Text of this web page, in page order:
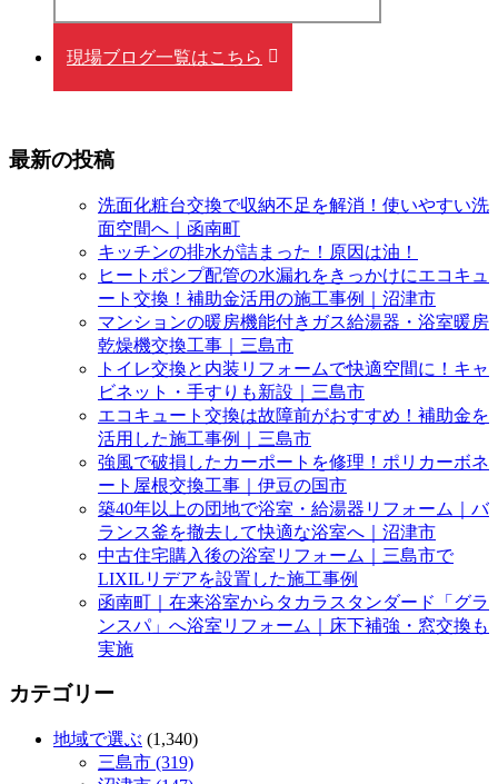
現場ブログ一覧はこちら
最新の投稿
洗面化粧台交換で収納不足を解消！使いやすい洗
面空間へ｜函南町
キッチンの排水が詰まった！原因は油！
ヒートポンプ配管の水漏れをきっかけにエコキュ
ート交換！補助金活用の施工事例｜沼津市
マンションの暖房機能付きガス給湯器・浴室暖房
乾燥機交換工事｜三島市
トイレ交換と内装リフォームで快適空間に！キャ
ビネット・手すりも新設｜三島市
エコキュート交換は故障前がおすすめ！補助金を
活用した施工事例｜三島市
強風で破損したカーポートを修理！ポリカーボネ
ート屋根交換工事｜伊豆の国市
築40年以上の団地で浴室・給湯器リフォーム｜バ
ランス釜を撤去して快適な浴室へ｜沼津市
中古住宅購入後の浴室リフォーム｜三島市で
LIXILリデアを設置した施工事例
函南町｜在来浴室からタカラスタンダード「グラ
ンスパ」へ浴室リフォーム｜床下補強・窓交換も
実施
カテゴリー
地域で選ぶ (1,340)
三島市 (319)